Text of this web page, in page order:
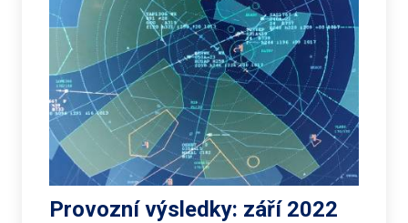
Provozní výsledky: září 2022